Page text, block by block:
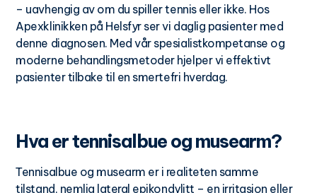
– uavhengig av om du spiller tennis eller ikke. Hos
Apexklinikken på Helsfyr ser vi daglig pasienter med
denne diagnosen. Med vår spesialistkompetanse og
moderne behandlingsmetoder hjelper vi effektivt
pasienter tilbake til en smertefri hverdag.
Hva er tennisalbue og musearm?
Tennisalbue og musearm er i realiteten samme
tilstand, nemlig lateral epikondylitt – en irritasjon eller